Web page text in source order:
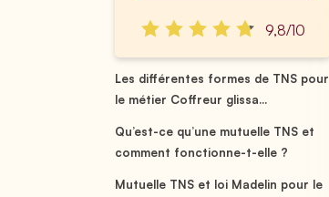
9,8/10
Les différentes formes de TNS pour
le métier Coffreur glissa...
Qu’est-ce qu’une mutuelle TNS et
comment fonctionne-t-elle ?
Mutuelle TNS et loi Madelin pour le